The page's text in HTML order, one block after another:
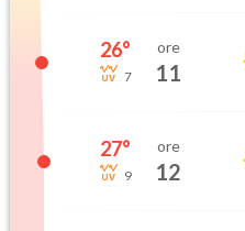
26°
7
ore
11
27°
9
ore
12